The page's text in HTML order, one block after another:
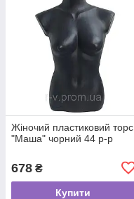
Жіночий пластиковий торс
"Маша" чорний 44 р-р
678 ₴
Купити